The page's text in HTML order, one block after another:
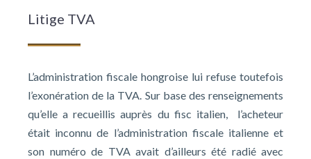
Litige TVA
L’administration fiscale hongroise lui refuse toutefois
l’exonération de la TVA. Sur base des renseignements
qu’elle a recueillis auprès du fisc italien, l’acheteur
était inconnu de l’administration fiscale italienne et
son numéro de TVA avait d’ailleurs été radié avec